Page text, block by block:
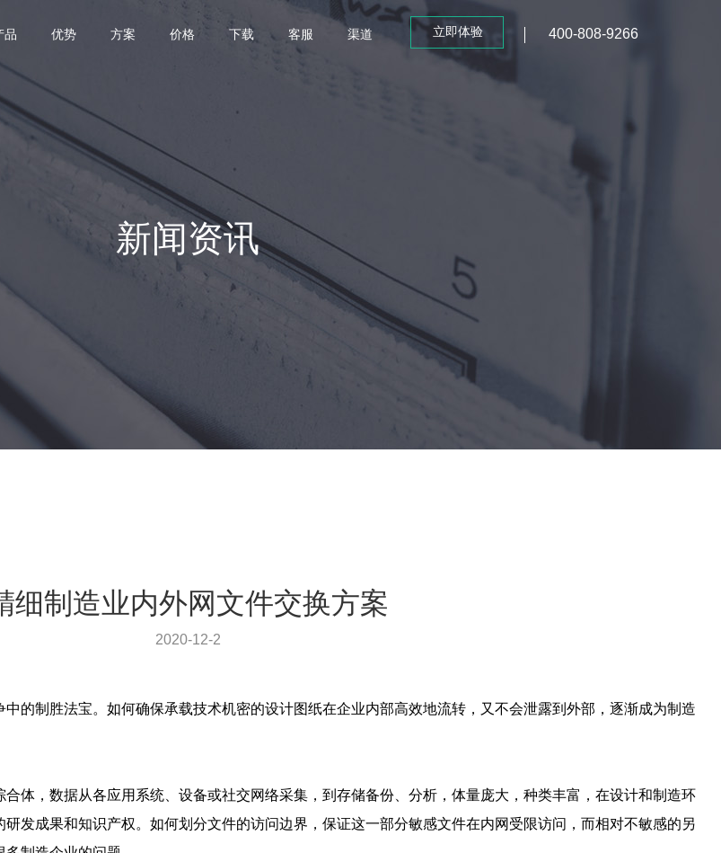
立即体验
400-808-9266
品 优势 方案 价格 下载 客服 渠道
新闻资讯
细制造业内外网文件交换方案
2020-12-2
的制胜法宝。如何确保承载技术机密的设计图纸在企业内部高效地流转，又不会泄露到外部，逐渐成为制造
体，数据从各应用系统、设备或社交网络采集，到存储备份、分析，体量庞大，种类丰富，在设计和制造环
发成果和知识产权。如何划分文件的访问边界，保证这一部分敏感文件在内网受限访问，而相对不敏感的另